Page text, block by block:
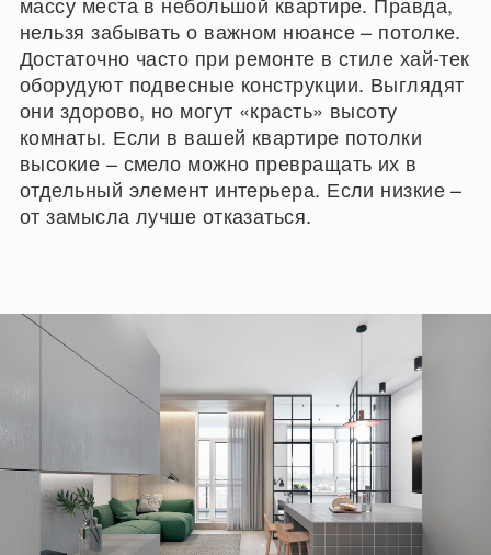
нельзя забывать о важном нюансе – потолке.
Достаточно часто при ремонте в стиле хай-тек
оборудуют подвесные конструкции. Выглядят
они здорово, но могут «красть» высоту
комнаты. Если в вашей квартире потолки
высокие – смело можно превращать их в
отдельный элемент интерьера. Если низкие –
от замысла лучше отказаться.